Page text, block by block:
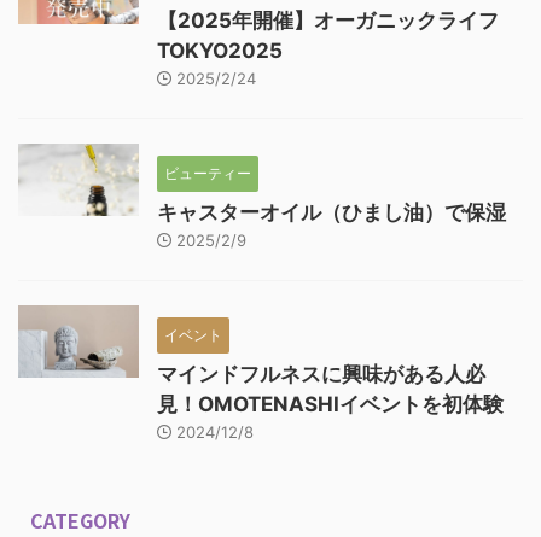
【2025年開催】オーガニックライフ
TOKYO2025
2025/2/24
ビューティー
キャスターオイル（ひまし油）で保湿
2025/2/9
イベント
マインドフルネスに興味がある人必
見！OMOTENASHIイベントを初体験
2024/12/8
CATEGORY